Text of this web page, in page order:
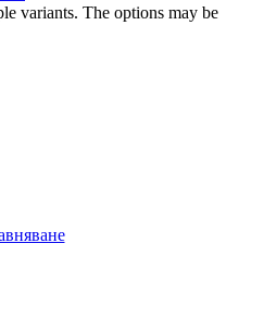
variants. The options may be